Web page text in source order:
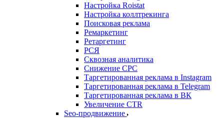
Настройка Roistat
Настройка коллтрекинга
Поисковая реклама
Ремаркетинг
Ретаргетинг
РСЯ
Сквозная аналитика
Снижение CPC
Таргетированная реклама в Instagram
Таргетированная реклама в Telegram
Таргетированная реклама в ВК
Увеличение CTR
Seo-продвижение